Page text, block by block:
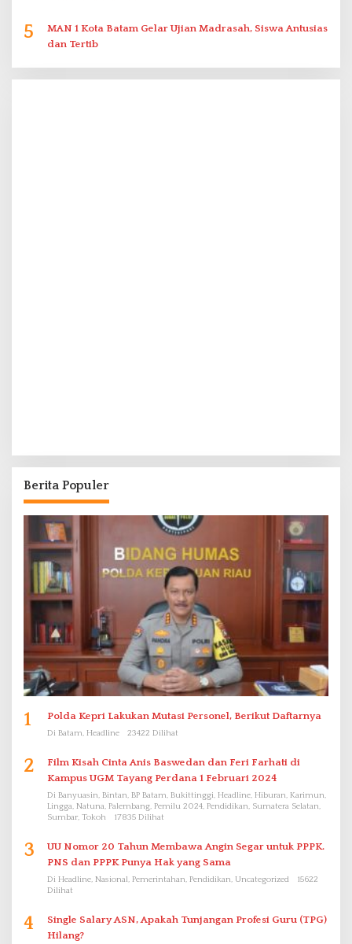
5
MAN 1 Kota Batam Gelar Ujian Madrasah, Siswa Antusias
dan Tertib
Berita Populer
1 Polda Kepri Lakukan Mutasi Personel, Berikut Daftarnya
Di Batam, Headline 23422 Dilihat
2
Film Kisah Cinta Anis Baswedan dan Feri Farhati di
Kampus UGM Tayang Perdana 1 Februari 2024
Di Banyuasin, Bintan, BP Batam, Bukittinggi, Headline, Hiburan, Karimun,
Lingga, Natuna, Palembang, Pemilu 2024, Pendidikan, Sumatera Selatan,
Sumbar, Tokoh
17835 Dilihat
3
UU Nomor 20 Tahun Membawa Angin Segar untuk PPPK.
PNS dan PPPK Punya Hak yang Sama
Di Headline, Nasional, Pemerintahan, Pendidikan, Uncategorized
15622
Dilihat
4
Single Salary ASN, Apakah Tunjangan Profesi Guru (TPG)
Hilang?